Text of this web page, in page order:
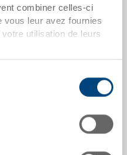
combiner celles-ci
vous leur avez fournies
utilisation de leurs
correspondent aux unités
d’emballage.